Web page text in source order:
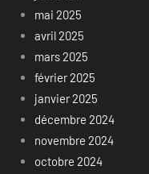
mai 2025
avril 2025
mars 2025
février 2025
janvier 2025
décembre 2024
novembre 2024
octobre 2024